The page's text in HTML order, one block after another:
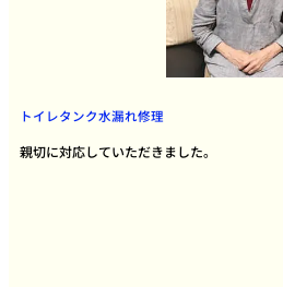
トイレタンク水漏れ修理
親切に対応していただきました。